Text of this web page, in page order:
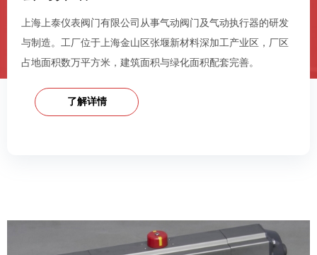
上海上泰仪表阀门有限公司从事气动阀门及气动执行器的研发
与制造。工厂位于上海金山区张堰新材料深加工产业区，厂区
占地面积数万平方米，建筑面积与绿化面积配套完善。
了解详情